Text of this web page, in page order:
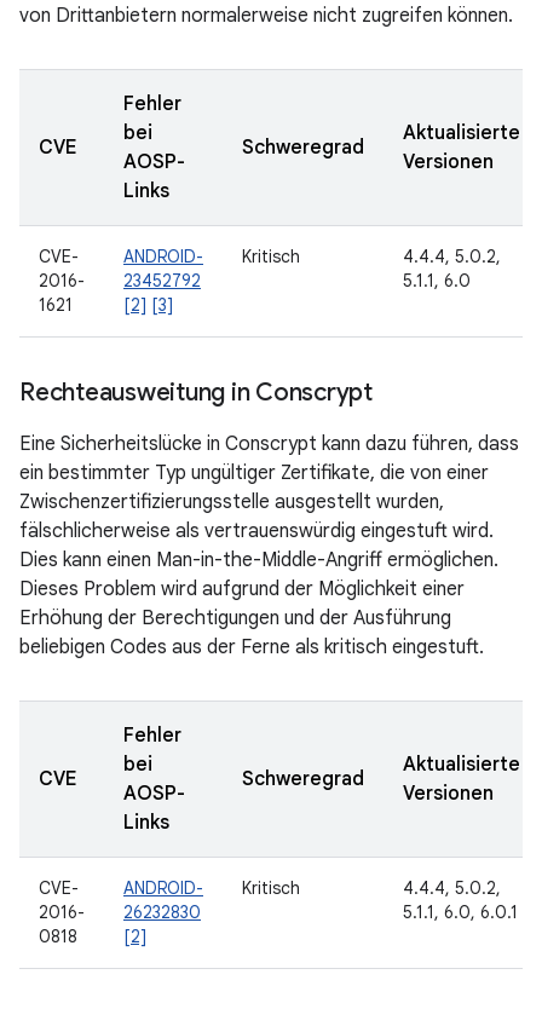
von Drittanbietern normalerweise nicht zugreifen können.
CVE
Fehler
bei
AOSP-
Links
Schweregrad
Aktualisierte
Versionen
CVE-
2016-
1621
ANDROID-
23452792
[2] [3]
Kritisch
4.4.4, 5.0.2,
5.1.1, 6.0
Rechteausweitung in Conscrypt
Eine Sicherheitslücke in Conscrypt kann dazu führen, dass
ein bestimmter Typ ungültiger Zertifikate, die von einer
Zwischenzertifizierungsstelle ausgestellt wurden,
fälschlicherweise als vertrauenswürdig eingestuft wird.
Dies kann einen Man-in-the-Middle-Angriff ermöglichen.
Dieses Problem wird aufgrund der Möglichkeit einer
Erhöhung der Berechtigungen und der Ausführung
beliebigen Codes aus der Ferne als kritisch eingestuft.
CVE
Fehler
bei
AOSP-
Links
Schweregrad
Aktualisierte
Versionen
CVE-
2016-
0818
ANDROID-
26232830
[2]
Kritisch
4.4.4, 5.0.2,
5.1.1, 6.0, 6.0.1